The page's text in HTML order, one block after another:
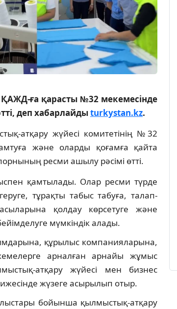
ға қарасты №32 мекемесінде
деп хабарлайдыturkystan.kz.
атқару жүйесі комитетінің №32
және оларды қоғамға қайта
ресми ашылу рәсімі өтті.
қамтылады. Олар ресми түрде
тұрақты табыс табуға, талап-
қолдау көрсетуге және
мүмкіндік алады.
құрылыс компанияларына,
арналған арнайы жұмыс
атқару жүйесі мен бизнес
жүзеге асырылып отыр.
бойынша қылмыстық-атқару